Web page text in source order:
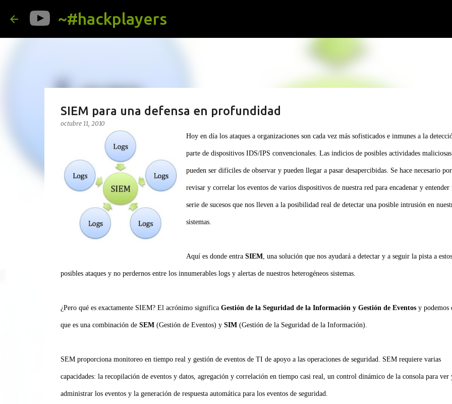
~#hackplayers
SIEM para una defensa en profundidad
octubre 11, 2010
Hoy en día los ataques a organizaciones son cada vez más sofisticados e inmunes a la
parte de dispositivos IDS/IPS convencionales. Las indicios de posibles actividades maliciosas
pueden ser difíciles de observar y pueden llegar a pasar desapercibidas. Se hace necesario
revisar y correlar los eventos de varios dispositivos de nuestra red para encadenar y entender
serie de sucesos que nos lleven a la posibilidad real de detectar una posible intrusión en
sistemas.
Aquí es donde entra SIEM, una solución que nos ayudará a detectar y a seguir la pista a estos
posibles ataques y no perdernos entre los innumerables logs y alertas de nuestros heterogéneos sistemas.
¿Pero qué es exactamente SIEM? El acrónimo significa Gestión de la Seguridad de la Información y Gestión de Eventosy podemos
que es una combinación de SEM(Gestión de Eventos) y SIM(Gestión de la Seguridad de la Información).
SEM proporciona monitoreo en tiempo real y gestión de eventos de TI de apoyo a las operaciones de seguridad. SEM requiere varias
capacidades: la recopilación de eventos y datos, agregación y correlación en tiempo casi real, un control dinámico de la consola para ver
administrar los eventos y la generación de respuesta automática para los eventos de seguridad.